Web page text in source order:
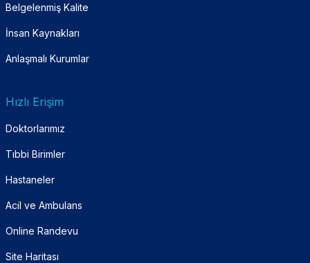
Belgelenmiş Kalite
İnsan Kaynakları
Anlaşmalı Kurumlar
Hızlı Erişim
Doktorlarımız
Tıbbi Birimler
Hastaneler
Acil ve Ambulans
Online Randevu
Site Haritası